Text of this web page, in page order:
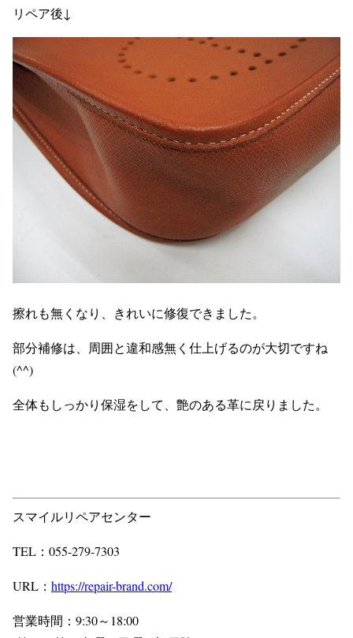
リペア後↓
擦れも無くなり、きれいに修復できました。
部分補修は、周囲と違和感無く仕上げるのが大切ですね
(^^)
全体もしっかり保湿をして、艶のある革に戻りました。
スマイルリペアセンター
TEL：055-279-7303
URL： https://repair-brand.com/
営業時間：9:30～18:00